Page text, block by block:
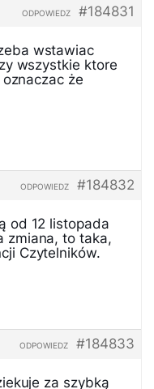
#184831
ODPOWIEDZ
wstawiac
wszystkie ktore
że
#184832
ODPOWIEDZ
od 12 listopada
zmiana, to taka,
Czytelników.
#184833
ODPOWIEDZ
za szybką